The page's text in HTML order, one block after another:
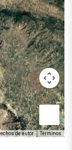
de autor Términos